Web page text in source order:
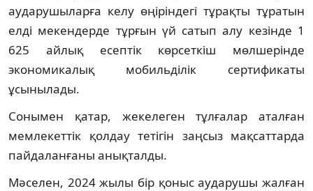
аударушыларға келу өңіріндегі тұрақты тұратын
елді мекендерде тұрғын үй сатып алу кезінде 1
625 айлық есептік көрсеткіш мөлшерінде
экономикалық мобильділік сертификаты
ұсынылады.
Сонымен қатар, жекелеген тұлғалар аталған
мемлекеттік қолдау тетігін заңсыз мақсаттарда
пайдаланғаны анықталды.
Мәселен, 2024 жылы бір қоныс аударушы жалған